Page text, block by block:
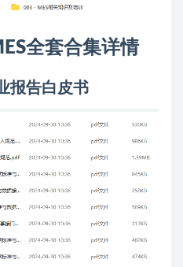
全套合集详情
报告白皮书